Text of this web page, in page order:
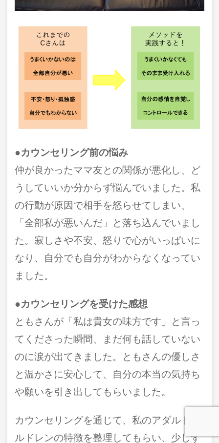
●カウンセリング前の悩み
仲が良かったママ友との関係が悪化し、ど
うしていいか分からず悩んでいました。私
の行動が原因で相手を怒らせてしまい、
「全部私が悪いんだ」と落ち込んでいまし
た。寂しさや不安、怒りで心がいっぱいに
なり、自分でも自分がわからなくなってい
ました。
●カウンセリングを受けた感想
ともさんが「私は貴女の味方です」と言っ
てくださった瞬間、まだ何も話していない
のに涙が出てきました。ともさんの優しさ
と温かさに安心して、自分の本当の気持ち
や願いを引き出してもらいました。
カウンセリングを通じて、私のアダルトチ
ルドレンの特徴を整理してもらい、少しず